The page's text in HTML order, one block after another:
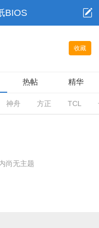
BIOS
收藏
热帖 精华
神舟 方正 TCL
尚无主题